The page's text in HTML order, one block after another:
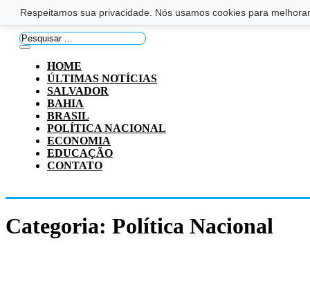
Respeitamos sua privacidade. Nós usamos cookies para
Saltar para o conteúdo principal Ir para o footer
Pesquisar
...
HOME
ÚLTIMAS NOTÍCIAS
SALVADOR
BAHIA
BRASIL
POLÍTICA NACIONAL
ECONOMIA
EDUCAÇÃO
CONTATO
Categoria: Política Nacional